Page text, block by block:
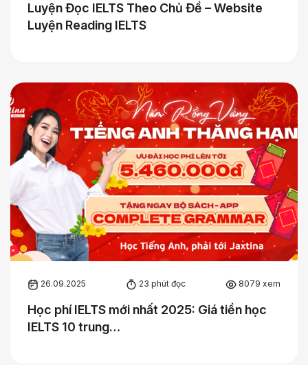
Luyện Đọc IELTS Theo Chủ Đề – Website
Luyện Reading IELTS
26.09.2025 23 phút đọc 8079 xem
Học phí IELTS mới nhất 2025: Giá tiền học
IELTS 10 trung…